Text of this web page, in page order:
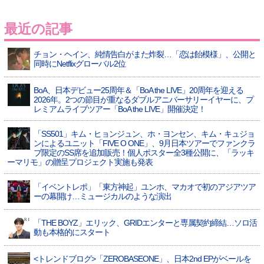
最近の記事
チョン・ヘイン、純情告白がまた炸裂…「恋は飴模様」、公開と
同時にNetflixグローバル2位
BoA、日本デビュー25周年＆「BoA the LIVE」20周年を迎える
2026年。2つの節目が重なるダブルアニバーサリーイヤーに、プ
レミアムライブツアー「BoA the LIVE」開催決定！
「SS501」キム・ヒョンジュン、ホ・ヨンセン、キム・キュジョ
ンによるユニット「FIVE O ONE」、9月日本ツアーでファンクラ
ブ限定のSS席を追加販売！個人ポスター全3種公開に、「ラッキ
ーマリモ」の贈呈プロジェクト実施も発表
「イベントレポ」「東方神起」ユンホ、マカオで初のアジアツア
ーの幕開け…ミュージカルのような演出
「THE BOYZ」エリック、GRIDエンターと専属契約締結…ソロ活
動も本格的にスタート
<トレンドブログ>「ZEROBASEONE」、日本2nd EPがベールを